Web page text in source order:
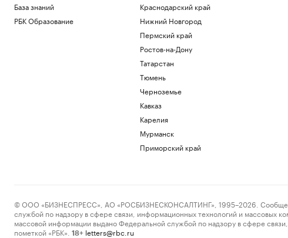
База знаний
РБК Образование
Краснодарский край
Нижний Новгород
Пермский край
Ростов-на-Дону
Татарстан
Тюмень
Черноземье
Кавказ
Карелия
Мурманск
Приморский край
© ООО «БИЗНЕСПРЕСС», АО «РОСБИЗНЕСКОНСАЛТИНГ», 1995–2026. Сообщения
службой по надзору в сфере связи, информационных технологий и массовых
массовой информации выдано Федеральной службой по надзору в сфере
пометкой «РБК».
18+ letters@rbc.ru